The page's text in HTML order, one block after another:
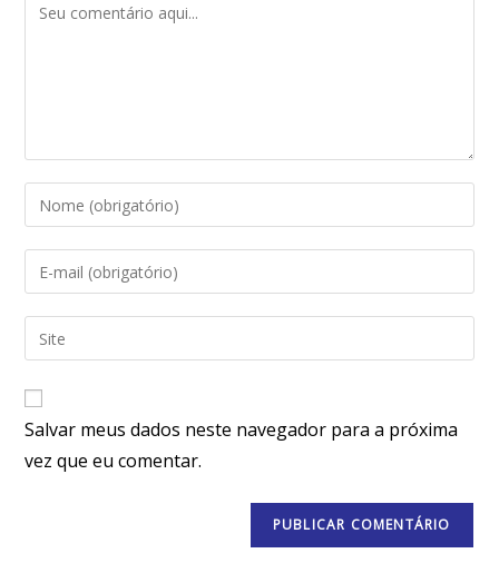
Salvar meus dados neste navegador para a próxima
vez que eu comentar.